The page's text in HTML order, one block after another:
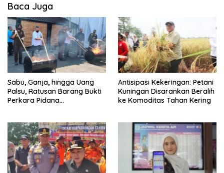
Baca Juga
Sabu, Ganja, hingga Uang
Palsu, Ratusan Barang Bukti
Perkara Pidana
Antisipasi Kekeringan: Petani
Kuningan Disarankan Beralih
ke Komoditas Tahan Kering